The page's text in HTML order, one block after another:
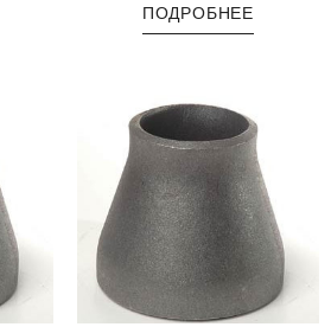
ПОДРОБНЕЕ